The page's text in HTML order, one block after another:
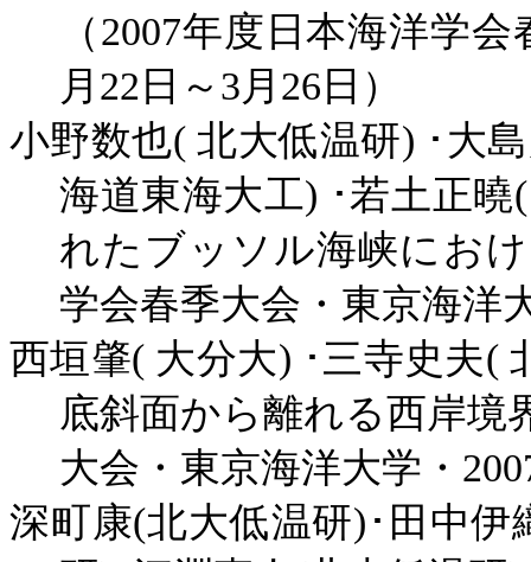
（2007年度日本海洋学会
月 22 日～ 3月 26 日）
小野数也(北大低温研) ･大
海道東海大工) ･若土正曉
れたブッソル海峡にお
学会春季大会・東京海洋
西垣肇( 大分大) ･三寺史夫(
底斜面から離れる西岸境
大会・東京海洋大学・
深町康(北大低温研) ･田中伊